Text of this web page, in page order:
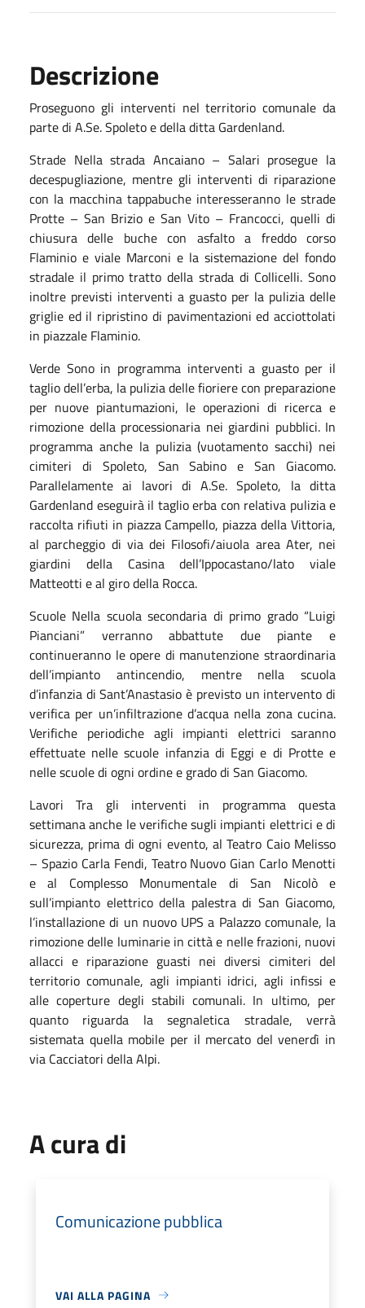
Descrizione
Proseguono gli interventi nel territorio comunale da
parte di A.Se. Spoleto e della ditta Gardenland.
Strade Nella strada Ancaiano – Salari prosegue la
decespugliazione, mentre gli interventi di riparazione
con la macchina tappabuche interesseranno le strade
Protte – San Brizio e San Vito – Francocci, quelli di
chiusura delle buche con asfalto a freddo corso
Flaminio e viale Marconi e la sistemazione del fondo
stradale il primo tratto della strada di Collicelli. Sono
inoltre previsti interventi a guasto per la pulizia delle
griglie ed il ripristino di pavimentazioni ed acciottolati
in piazzale Flaminio.
Verde Sono in programma interventi a guasto per il
taglio dell’erba, la pulizia delle fioriere con preparazione
per nuove piantumazioni, le operazioni di ricerca e
rimozione della processionaria nei giardini pubblici. In
programma anche la pulizia (vuotamento sacchi) nei
cimiteri di Spoleto, San Sabino e San Giacomo.
Parallelamente ai lavori di A.Se. Spoleto, la ditta
Gardenland eseguirà il taglio erba con relativa pulizia e
raccolta rifiuti in piazza Campello, piazza della Vittoria,
al parcheggio di via dei Filosofi/aiuola area Ater, nei
giardini della Casina dell’Ippocastano/lato viale
Matteotti e al giro della Rocca.
Scuole Nella scuola secondaria di primo grado “Luigi
Pianciani” verranno abbattute due piante e
continueranno le opere di manutenzione straordinaria
dell’impianto antincendio, mentre nella scuola
d’infanzia di Sant’Anastasio è previsto un intervento di
verifica per un’infiltrazione d’acqua nella zona cucina.
Verifiche periodiche agli impianti elettrici saranno
effettuate nelle scuole infanzia di Eggi e di Protte e
nelle scuole di ogni ordine e grado di San Giacomo.
Lavori Tra gli interventi in programma questa
settimana anche le verifiche sugli impianti elettrici e di
sicurezza, prima di ogni evento, al Teatro Caio Melisso
– Spazio Carla Fendi, Teatro Nuovo Gian Carlo Menotti
e al Complesso Monumentale di San Nicolò e
sull’impianto elettrico della palestra di San Giacomo,
l’installazione di un nuovo UPS a Palazzo comunale, la
rimozione delle luminarie in città e nelle frazioni, nuovi
allacci e riparazione guasti nei diversi cimiteri del
territorio comunale, agli impianti idrici, agli infissi e
alle coperture degli stabili comunali. In ultimo, per
quanto riguarda la segnaletica stradale, verrà
sistemata quella mobile per il mercato del venerdì in
via Cacciatori della Alpi.
A cura di
Comunicazione pubblica
VAI ALLA PAGINA